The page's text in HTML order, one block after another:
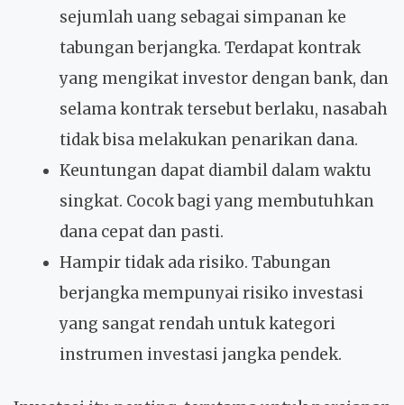
sejumlah uang sebagai simpanan ke
tabungan berjangka. Terdapat kontrak
yang mengikat investor dengan bank, dan
selama kontrak tersebut berlaku, nasabah
tidak bisa melakukan penarikan dana.
Keuntungan dapat diambil dalam waktu
singkat. Cocok bagi yang membutuhkan
dana cepat dan pasti.
Hampir tidak ada risiko. Tabungan
berjangka mempunyai risiko investasi
yang sangat rendah untuk kategori
instrumen investasi jangka pendek.